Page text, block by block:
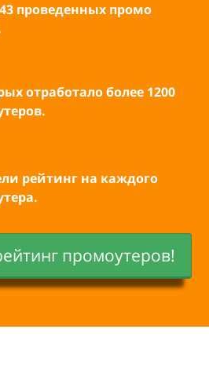
проведенных промо
отработало более 1200
рейтинг на каждого
промоутеров!